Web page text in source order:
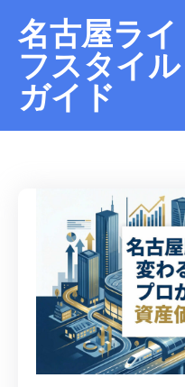
名古屋ライ
フスタイル
ガイド